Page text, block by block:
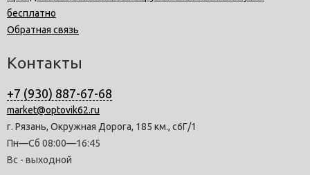
бесплатно
Обратная связь
Контакты
+7 (930) 887-67-68
market@optovik62.ru
г. Рязань, Окружная Дорога, 185 км., с6Г/1
Пн—Сб 08:00—16:45
Вс - выходной